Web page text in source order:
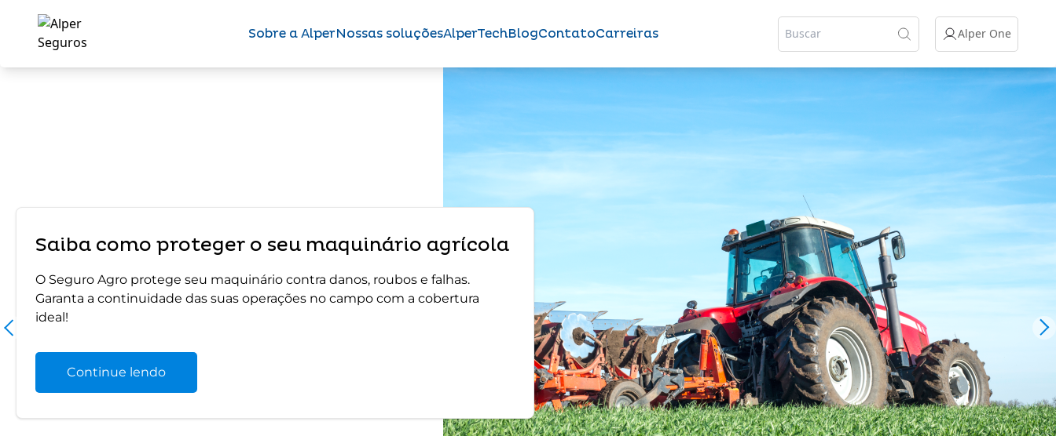
Sobre a AlperNossas soluçõesAlperTechBlogContatoCarreiras Alper One
Saiba como proteger o seu maquinário agrícola
O Seguro Agro protege seu maquinário contra danos, roubos e falhas.
Garanta a continuidade das suas operações no campo com a cobertura
ideal!
Continue lendo